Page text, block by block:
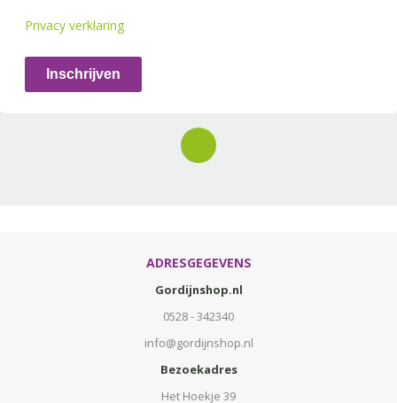
Privacy verklaring
Inschrijven
ADRESGEGEVENS
Gordijnshop.nl
0528 - 342340
info@gordijnshop.nl
Bezoekadres
Het Hoekje 39